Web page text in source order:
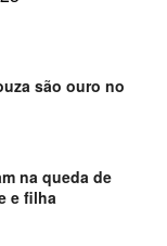
são ouro no
na queda de
e filha